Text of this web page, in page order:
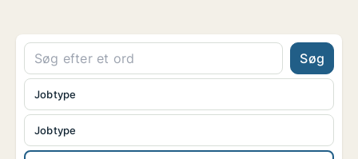
Søg
Jobtype
Jobtype